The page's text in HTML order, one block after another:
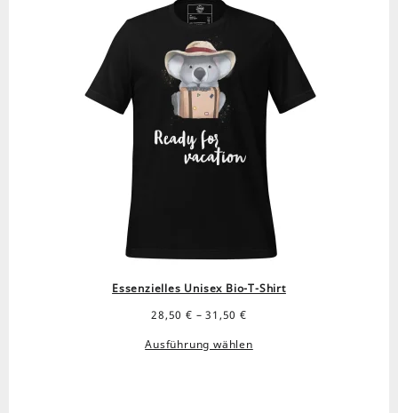
Essenzielles Unisex Bio-T-Shirt
28,50 € –31,50€Preisspanne:
bis
Ausführung wählen